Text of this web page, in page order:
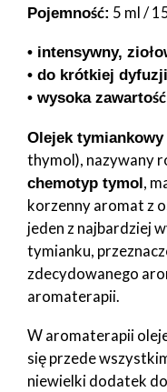
Pojemność: 5 ml /
• intensywny,
• do krótkiej
• wysoka
Olejek
thymol), nazywany
chemotyp tymol,
korzenny aromat z
jeden z najbardziej
tymianku,
zdecydowanego
aromaterapii.
W aromaterapii
się przede
niewielki dodatek do